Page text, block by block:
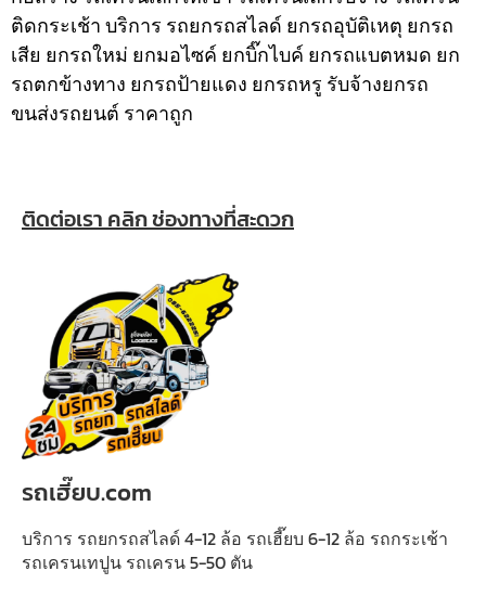
ติดกระเช้าบริการ รถยกรถสไลด์ ยกรถอุบัติเหตุ ยกรถ
เสีย ยกรถใหม่ ยกมอไซค์ ยกบิ๊กไบค์ ยกรถแบตหมด ยก
รถตกข้างทาง ยกรถป้ายแดง ยกรถหรู รับจ้างยกรถ
ขนส่งรถยนต์ ราคาถูก
ติดต่อเรา คลิก ช่องทางที่สะดวก
รถเฮี๊ยบ.com
บริการ รถยกรถสไลด์ 4-12 ล้อ รถเฮี๊ยบ 6-12 ล้อ รถกระเช้า
รถเครนเทปูน รถเครน 5-50 ตัน